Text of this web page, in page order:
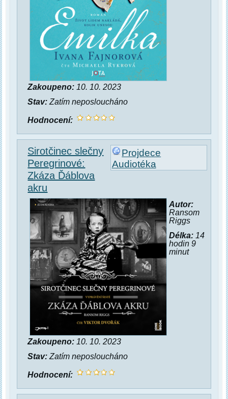
Zakoupeno: 10. 10. 2023
Stav: Zatím neposloucháno
Hodnocení:
Projdece
Audiotéka
Sirotčinec slečny
Peregrinové:
Zkáza Ďáblova
akru
Autor:
Ransom
Riggs
Délka:14
hodin 9
minut
Zakoupeno: 10. 10. 2023
Stav: Zatím neposloucháno
Hodnocení: